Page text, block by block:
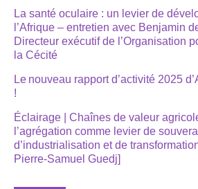
La santé oculaire : un levier de
l’Afrique – entretien avec Benjamin
Directeur exécutif de l’Organisation
la Cécité
Le nouveau rapport d’activité 2025
!
Éclairage | Chaînes de valeur
l’agrégation comme levier de
d’industrialisation et de
Pierre-Samuel Guedj]